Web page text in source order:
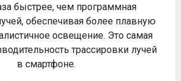
быстрее, чем программная
обеспечивая более плавную
освещение. Это самая
трассировки лучей
в смартфоне.